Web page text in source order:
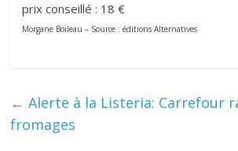
prix conseillé : 18 €
Morgane Boileau – Source : éditions Alternatives
← Alerte à la Listeria: Carrefour
fromages